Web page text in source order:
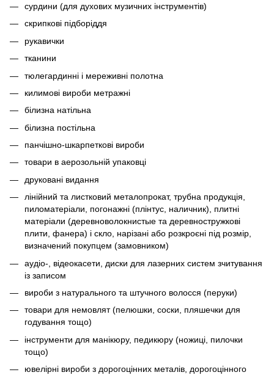
сурдини (для духових музичних інструментів)
скрипкові підборіддя
рукавички
тканини
тюлегардинні і мереживні полотна
килимові вироби метражні
білизна натільна
білизна постільна
панчішно-шкарпеткові вироби
товари в аерозольній упаковці
друковані видання
лінійний та листковий металопрокат, трубна продукція,
пиломатеріали, погонажні (плінтус, наличник), плитні
матеріали (деревноволокнистые та деревностружкові
плити, фанера) і скло, нарізані або розкроєні під розмір,
визначений покупцем (замовником)
аудіо-, відеокасети, диски для лазерних систем зчитування
із записом
вироби з натурального та штучного волосся (перуки)
товари для немовлят (пелюшки, соски, пляшечки для
годування тощо)
інструменти для манікюру, педикюру (ножиці, пилочки
тощо)
ювелірні вироби з дорогоцінних металів, дорогоцінного